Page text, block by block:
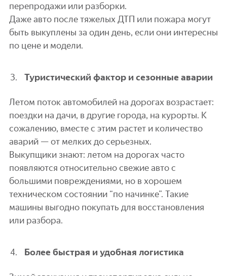
перепродажи или разборки.
Даже авто после тяжелых ДТП или пожара могут
быть выкуплены за один день, если они интересны
по цене и модели.
Туристический фактор и сезонные аварии
Летом поток автомобилей на дорогах возрастает:
поездки на дачи, в другие города, на курорты. К
сожалению, вместе с этим растет и количество
аварий — от мелких до серьезных.
Выкупщики знают: летом на дорогах часто
появляются относительно свежие авто с
большими повреждениями, но в хорошем
техническом состоянии “по начинке”. Такие
машины выгодно покупать для восстановления
или разбора.
Более быстрая и удобная логистика